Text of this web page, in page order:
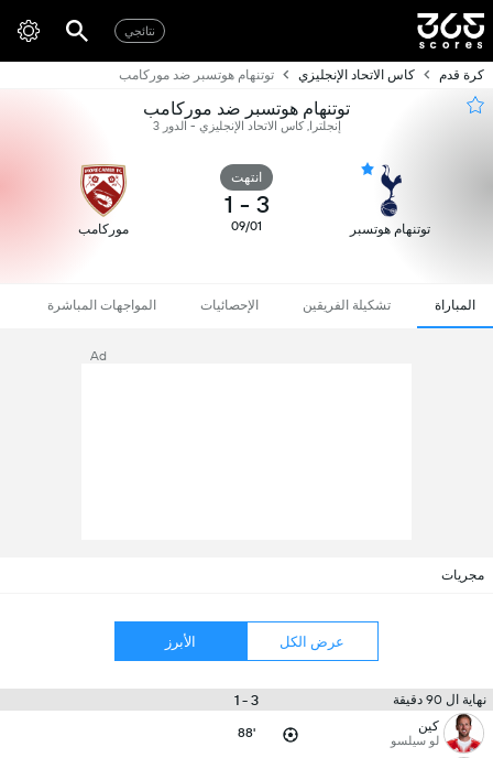
نتائجي
كرة قدم كاس الاتحاد الإنجليزي توتنهام هوتسبر ضد موركامب
توتنهام هوتسبر ضد موركامب
إنجلترا, كاس الاتحاد الإنجليزي - الدور 3
توتنهام هوتسبر
انتهت
3
-
1
09/01 موركامب
المباراة تشكيلة الفريقين الإحصائيات المواجهات المباشرة
Ad
مجريات
عرض الكل الأبرز
نهاية ال 90 دقيقة 3 - 1
كين
لو سيلسو 88'